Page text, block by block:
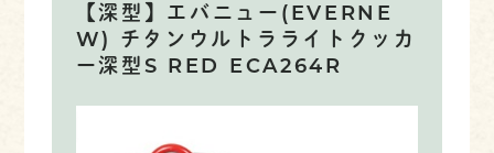
【深型】エバニュー(EVERNE
W) チタンウルトラライトクッカ
ー深型S RED ECA264R